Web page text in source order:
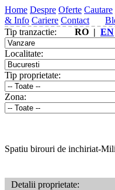
Home Despre Oferte Cautare
& Info Cariere Contact
RO | EN
Tip tranzactie:
Localitate:
Tip proprietate:
Zona:
Spatiu birouri de inchiriat-
Detalii proprietate: